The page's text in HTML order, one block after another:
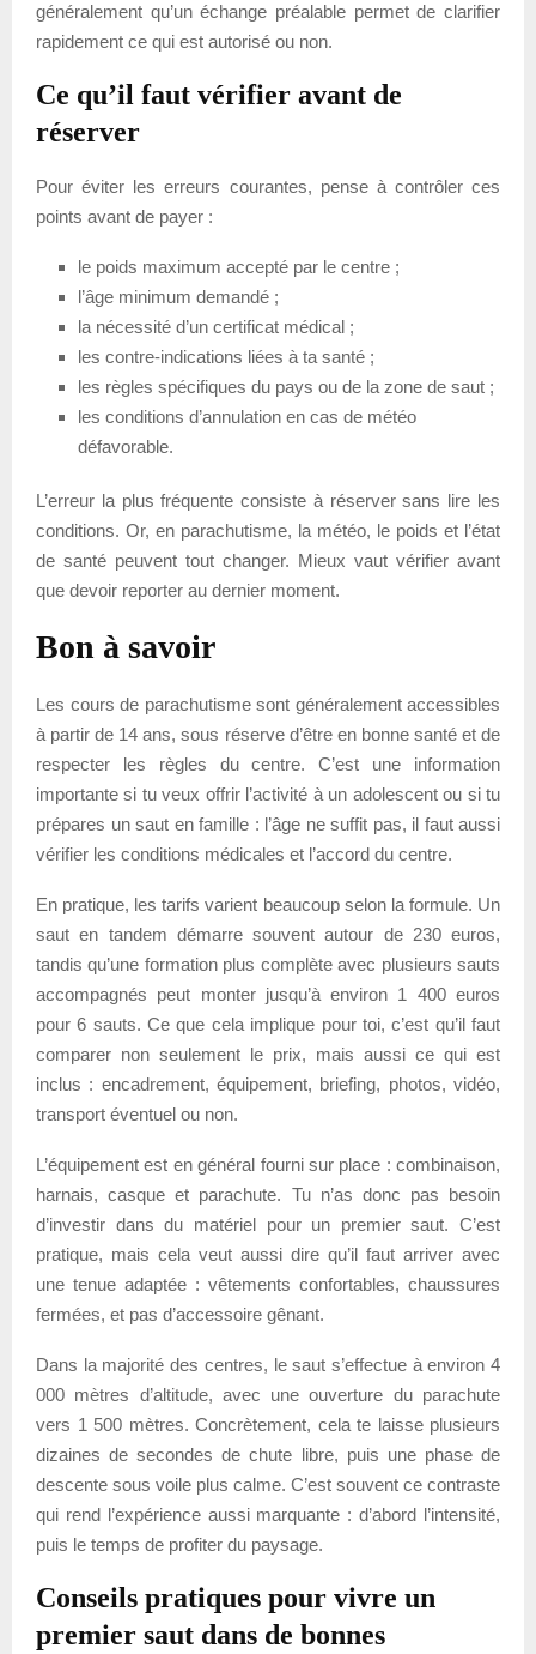
généralement qu’un échange préalable permet de clarifier
rapidement ce qui est autorisé ou non.
Ce qu’il faut vérifier avant de
réserver
Pour éviter les erreurs courantes, pense à contrôler ces
points avant de payer :
le poids maximum accepté par le centre ;
l’âge minimum demandé ;
la nécessité d’un certificat médical ;
les contre-indications liées à ta santé ;
les règles spécifiques du pays ou de la zone de saut ;
les conditions d’annulation en cas de météo
défavorable.
L’erreur la plus fréquente consiste à réserver sans lire les
conditions. Or, en parachutisme, la météo, le poids et l’état
de santé peuvent tout changer. Mieux vaut vérifier avant
que devoir reporter au dernier moment.
Bon à savoir
Les cours de parachutisme sont généralement accessibles
à partir de 14 ans, sous réserve d’être en bonne santé et de
respecter les règles du centre. C’est une information
importante si tu veux offrir l’activité à un adolescent ou si tu
prépares un saut en famille : l’âge ne suffit pas, il faut aussi
vérifier les conditions médicales et l’accord du centre.
En pratique, les tarifs varient beaucoup selon la formule. Un
saut en tandem démarre souvent autour de 230 euros,
tandis qu’une formation plus complète avec plusieurs sauts
accompagnés peut monter jusqu’à environ 1 400 euros
pour 6 sauts. Ce que cela implique pour toi, c’est qu’il faut
comparer non seulement le prix, mais aussi ce qui est
inclus : encadrement, équipement, briefing, photos, vidéo,
transport éventuel ou non.
L’équipement est en général fourni sur place : combinaison,
harnais, casque et parachute. Tu n’as donc pas besoin
d’investir dans du matériel pour un premier saut. C’est
pratique, mais cela veut aussi dire qu’il faut arriver avec
une tenue adaptée : vêtements confortables, chaussures
fermées, et pas d’accessoire gênant.
Dans la majorité des centres, le saut s’effectue à environ 4
000 mètres d’altitude, avec une ouverture du parachute
vers 1 500 mètres. Concrètement, cela te laisse plusieurs
dizaines de secondes de chute libre, puis une phase de
descente sous voile plus calme. C’est souvent ce contraste
qui rend l’expérience aussi marquante : d’abord l’intensité,
puis le temps de profiter du paysage.
Conseils pratiques pour vivre un
premier saut dans de bonnes